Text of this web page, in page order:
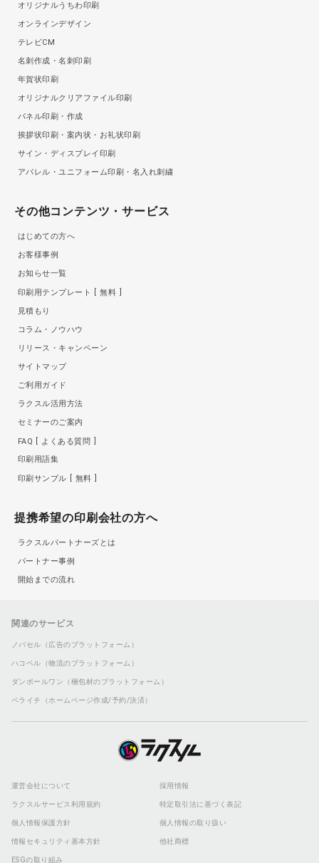
オリジナルうちわ印刷
オンラインデザイン
テレビCM
名刺作成・名刺印刷
年賀状印刷
オリジナルクリアファイル印刷
パネル印刷・作成
挨拶状印刷・案内状・お礼状印刷
サイン・ディスプレイ印刷
アパレル・ユニフォーム印刷・名入れ刺繍
その他コンテンツ・サービス
はじめての方へ
お客様事例
お知らせ一覧
印刷用テンプレート
無料
見積もり
コラム・ノウハウ
リリース・キャンペーン
サイトマップ
ご利用ガイド
ラクスル活用方法
セミナーのご案内
FAQ
よくある質問
印刷用語集
印刷サンプル 無料
提携希望の印刷会社の方へ
ラクスルパートナーズとは
パートナー事例
開始までの流れ
関連のサービス
ノバセル（広告のプラットフォーム）
ハコベル（物流のプラットフォーム）
ダンボールワン（梱包材のプラットフォーム）
ペライチ（ホームページ作成/予約/決済）
運営会社について 採用情報
ラクスルサービス利用規約 特定取引法に基づく表記
個人情報保護方針 個人情報の取り扱い
情報セキュリティ基本方針 他社商標
ESGの取り組み